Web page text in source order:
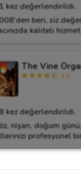
kez değerlendirildi.
beri, siz
kaliteli
The Vine
4.6
kez değerlendirildi.
nişan, doğum
profesyonel